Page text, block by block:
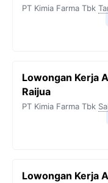
PT Kimia Farma Tbk
Lowongan Kerja
Raijua
PT Kimia Farma Tbk
Lowongan Kerja